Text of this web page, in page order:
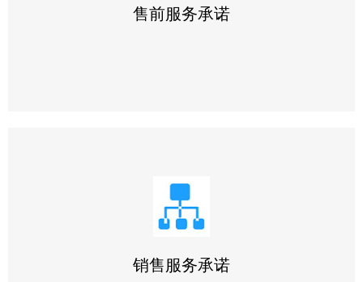
售前服务承诺
1.提供专业咨询。在2小时之内答复您提出的专业技术问题
2.提供详细资料。在1小时之内将您所需要的技术资料邮出
3.提供合理报价。在2小时之内为您提供合理报价
销售服务承诺